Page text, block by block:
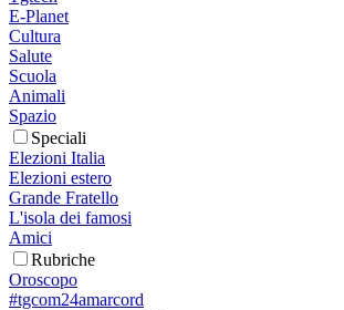
E-Planet
Cultura
Salute
Scuola
Animali
Spazio
Speciali
Elezioni Italia
Elezioni estero
Grande Fratello
L'isola dei famosi
Amici
Rubriche
Oroscopo
#tgcom24amarcord